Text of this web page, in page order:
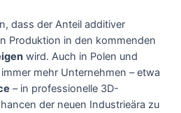
dass der Anteil additiver
Produktion in den kommenden
wird. Auch in Polen und
mehr Unternehmen – etwa
– in professionelle 3D-
der neuen Industrieära zu